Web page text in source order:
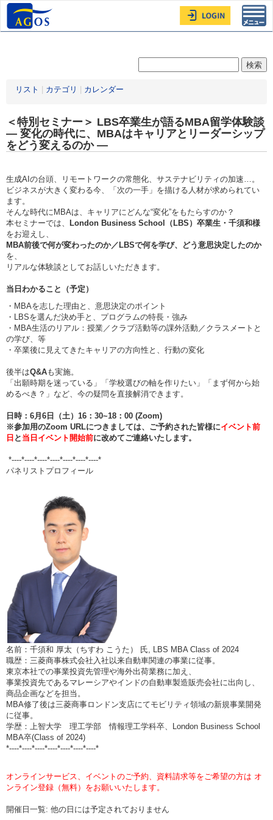
リスト カテゴリ カレンダー
＜特別セミナー＞ LBS卒業生が語るMBA留学体験談
― 変化の時代に、MBAはキャリアとリーダーシップ
をどう変えるのか ―
生成AIの台頭、リモートワークの常態化、サステナビリティの加速…。
ビジネスが大きく変わる今、「次の一手」を描ける人材が求められてい
ます。
そんな時代にMBAは、キャリアにどんな“変化”をもたらすのか？
本セミナーでは、
London Business School （LBS ）卒業生・千須和様
をお迎えし、
MBA前後で何が変わったのか／LBSで何を学び、どう意思決定したのか
を、
リアルな体験談としてお話しいただきます。
当日わかること（予定）
・MBAを志した理由と、意思決定のポイント
・LBSを選んだ決め手と、プログラムの特長・強み
・MBA生活のリアル：授業／クラブ活動等の課外活動／クラスメートと
の学び、等
・卒業後に見えてきたキャリアの方向性と、行動の変化
後半はQ&Aも実施。
「出願時期を迷っている」「学校選びの軸を作りたい」「まず何から始
めるべき？」など、今の疑問を直接解消できます。
日時：6月6日（土）16：30~18：00 (Zoom)
※参加用のZoom URLにつきましては、ご予約された皆様にイベント前
日 と 当日イベント開始前に改めてご連絡いたします。
*----*----*----*----*----*----*----*
パネリストプロフィール
名前：千須和 厚太（ちすわ こうた） 氏, LBS MBA Class of 2024
職歴：三菱商事株式会社入社以来自動車関連の事業に従事。
東京本社での事業投資先管理や海外出荷業務に加え、
事業投資先であるマレーシアやインドの自動車製造販売会社に出向し、
商品企画などを担当。
MBA修了後は三菱商事ロンドン支店にてモビリティ領域の新規事業開発
に従事。
学歴：上智大学 理工学部 情報理工学科卒、London Business School
MBA卒(Class of 2024)
*----*----*----*----*----*----*----*
オンラインサービス、イベントのご予約、資料請求等をご希望の方は オ
ンライン登録（無料）をお願いいたします。
開催日一覧: 他の日には予定されておりません